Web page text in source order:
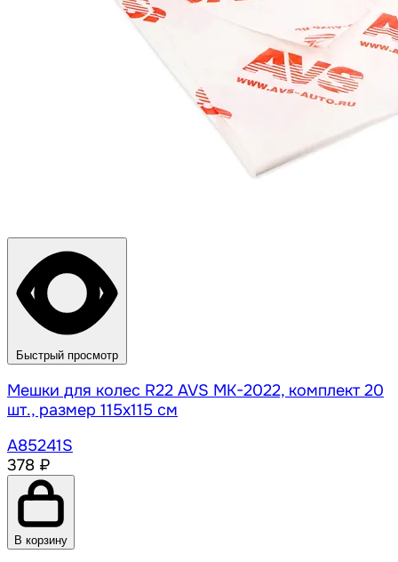
Быстрый просмотр
Мешки для колес R22 AVS MK-2022, комплект 20
шт., размер 115х115 см
A85241S
378 ₽
В корзину